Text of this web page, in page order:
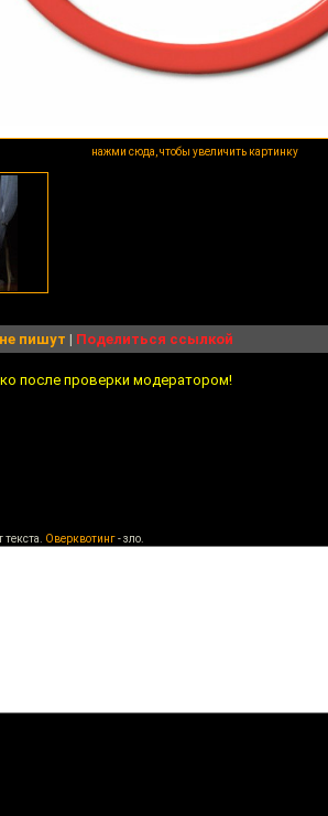
нажми сюда, чтобы увеличить картинку
пишут | Поделиться ссылкой
после проверки модератором!
Оверквотинг- зло.